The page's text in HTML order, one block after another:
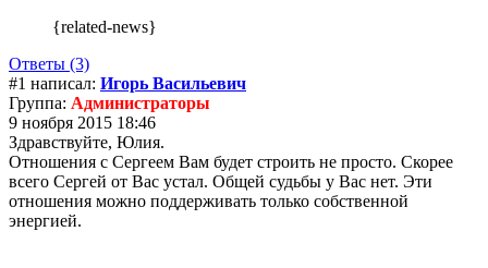
{related-news}
Ответы (3)
#1 написал: Игорь Васильевич
Группа: Администраторы
9 ноября 2015 18:46
Здравствуйте, Юлия.
Отношения с Сергеем Вам будет строить не просто. Скорее
всего Сергей от Вас устал. Общей судьбы у Вас нет. Эти
отношения можно поддерживать только собственной
энергией.